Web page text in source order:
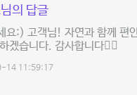
의 답글
요:) 고객님! 자연과 함께 편
겠습니다. 감사합니다🙇‍♂️
14 11:59:17